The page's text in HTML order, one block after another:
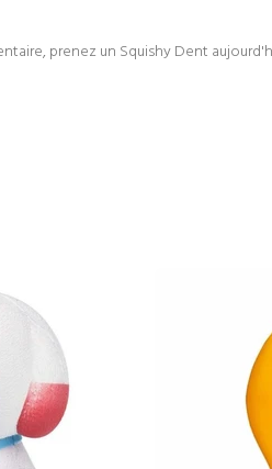
prenez un Squishy Dent